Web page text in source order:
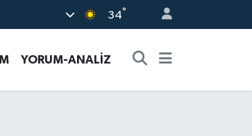
34°
YORUM-ANALİZ